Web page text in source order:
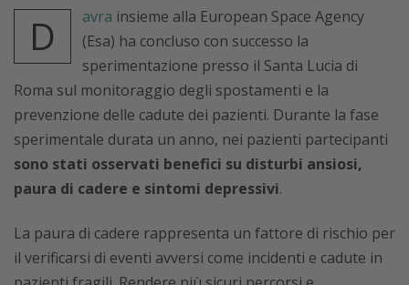
D avra insieme alla European Space Agency
(Esa) ha concluso con successo la
sperimentazione presso il Santa Lucia di
Roma sul monitoraggio degli spostamenti e la
prevenzione delle cadute dei pazienti. Durante la fase
sperimentale durata un anno, nei pazienti partecipanti
sono stati osservati benefici su disturbi ansiosi,
paura di cadere e sintomi depressivi.
La paura di cadere rappresenta un fattore di rischio per
il verificarsi di eventi avversi come incidenti e cadute in